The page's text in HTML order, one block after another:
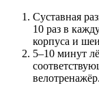
Суставная
10 раз в
корпуса и
5–10 минут